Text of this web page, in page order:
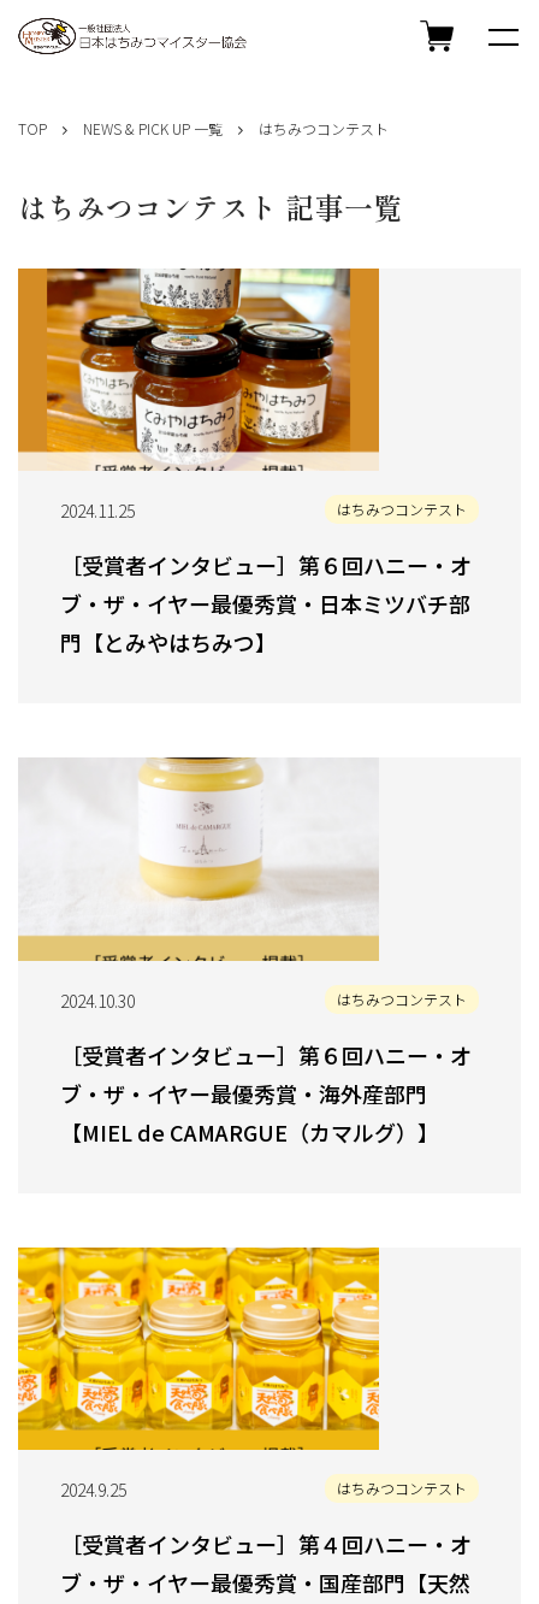
TOP NEWS & PICK UP 一覧 はちみつコンテスト
はちみつコンテスト 記事一覧
2024.11.25 はちみつコンテスト
［受賞者インタビュー］第６回ハニー・オ
ブ・ザ・イヤー最優秀賞・日本ミツバチ部
門【とみやはちみつ】
2024.10.30 はちみつコンテスト
［受賞者インタビュー］第６回ハニー・オ
ブ・ザ・イヤー最優秀賞・海外産部門
【MIEL de CAMARGUE（カマルグ）】
2024.9.25 はちみつコンテスト
［受賞者インタビュー］第４回ハニー・オ
ブ・ザ・イヤー最優秀賞・国産部門【天然